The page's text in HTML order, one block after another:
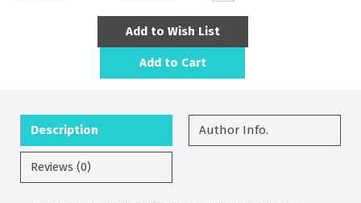
Add to Wish List
Add to Cart
Description Author Info.
Reviews (0)